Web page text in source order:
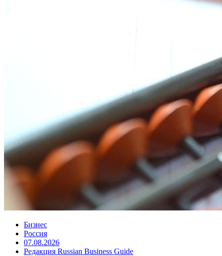
Бизнес
Россия
07.08.2026
Редакция Russian Business Guide